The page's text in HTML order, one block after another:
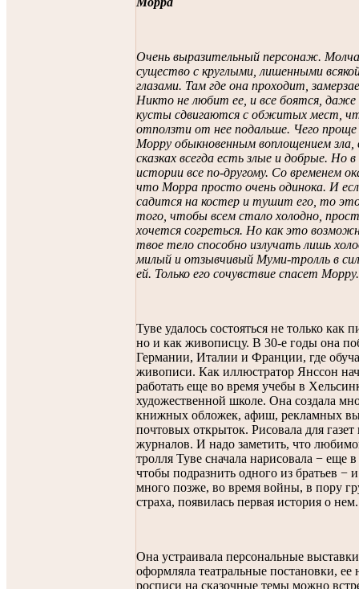
Очень выразительный персонаж.
существо с круглыми, лишенными
глазами. Там где она проходит,
Никто не любит ее, и все боятся, даже
кусты сдвигаются с обжитых мест,
отползти от нее подальше. Чего проще
Морру обыкновенным воплощением зла,
сказках всегда есть злые и добрые. Но
истории все по-другому. Со временем
что Морра просто очень одинока. И
садится на костер и тушит его, то
того, чтобы всем стало холодно,
хочется согреться. Но как это
твое тело способно излучать лишь
милый и отзывчивый Муми-тролль в
ей. Только его сочувствие спасет Морру.
Туве удалось состояться не только как
но и как живописцу. В 30-е годы она
Германии, Италии и Франции, где
живописи. Как иллюстратор Янссон
работать еще во время учебы в
художественной школе. Она создала
книжных обложек, афиш, рекламных
почтовых открыток. Рисовала для газет
журналов. И надо заметить, что
тролля Туве сначала нарисовала − еще в
чтобы подразнить одного из братьев −
много позже, во время войны, в пору
страха, появилась первая история о нем.
Она устраивала персональные
оформляла театральные постановки, ее
росписи на сказочные темы можно